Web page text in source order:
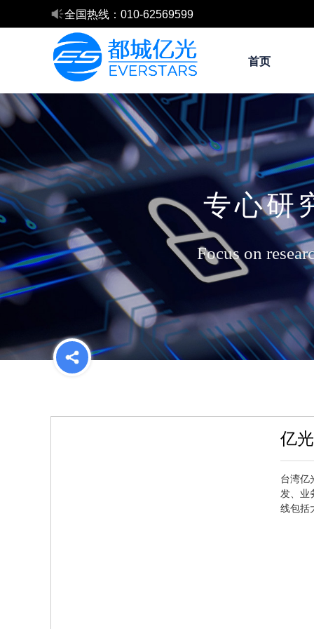
首页
全国热线：010-62569599
台湾亿光电子总代理25年
台湾威百电子中国独家代理
专心研
Focus on
亿
台湾亿
发、业
线包括